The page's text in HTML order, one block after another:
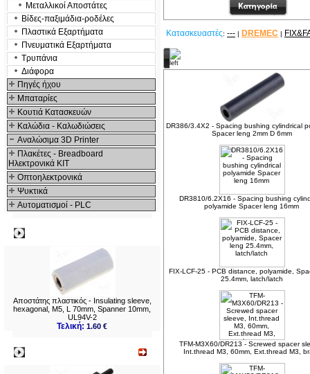
Μεταλλικοί Αποστάτες
Βίδες-παξιμάδια-ροδέλες
Πλαστικά Εξαρτήματα
Πνευματικά Εξαρτήματα
Τρυπάνια
Διάφορα
Πηγές ήχου
Μπαταρίες
Κουτιά Κατασκευών
Καλώδια - Καλωδιώσεις
Αναλώσιμα 3D Printer
Πλακέτες - Breadboard
Ηλεκτρονικά ΚΙΤ
Οπτοηλεκτρονικά
Ψυκτικά
Αυτοματισμοί - PLC
Αποστάτης πλαστικός - Insulating sleeve,
hexagonal, M5, L 70mm, Spanner 10mm,
UL94V-2
Τελική:1.60 €
Κατασκευαστές: --- | DREMEC |
DR386/3.4X2 - Spacing bushing cylindrical
Spacer leng 2mm D 6mm
DR3810/6.2X16 - Spacing bushing
polyamide Spacer leng 16mm
FIX-LCF-25 - PCB distance, polyamide,
25.4mm, latch/latch
TFM-M3X60/DR213 - Screwed spacer
Int.thread M3, 60mm, Ext.thread M3,